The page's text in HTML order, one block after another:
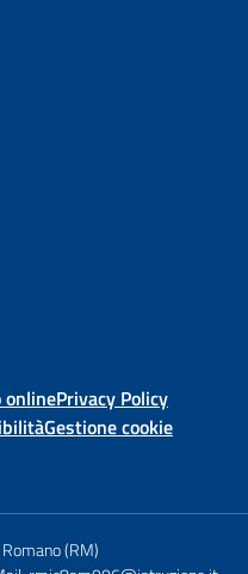
onlinePrivacy Policy
Gestione cookie
(RM)